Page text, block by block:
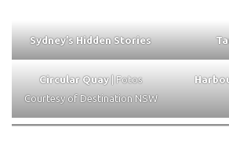
Sydney’s Hidden Stories
Circular Quay| Fotos
Courtesy of Destination NSW